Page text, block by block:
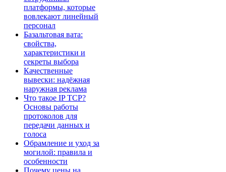
платформы, которые
вовлекают линейный
персонал
Базальтовая вата:
свойства,
характеристики и
секреты выбора
Качественные
вывески: надёжная
наружная реклама
Что такое IP TCP?
Основы работы
протоколов для
передачи данных и
голоса
Обрамление и уход за
могилой: правила и
особенности